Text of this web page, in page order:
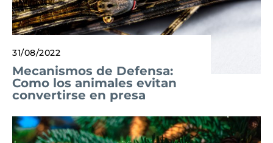
31/08/2022
Mecanismos de Defensa:
Como los animales evitan
convertirse en presa